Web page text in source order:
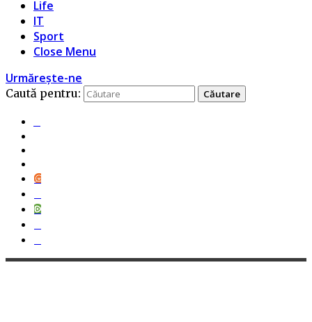
Life
IT
Sport
Close Menu
Urmărește-ne
Caută pentru: